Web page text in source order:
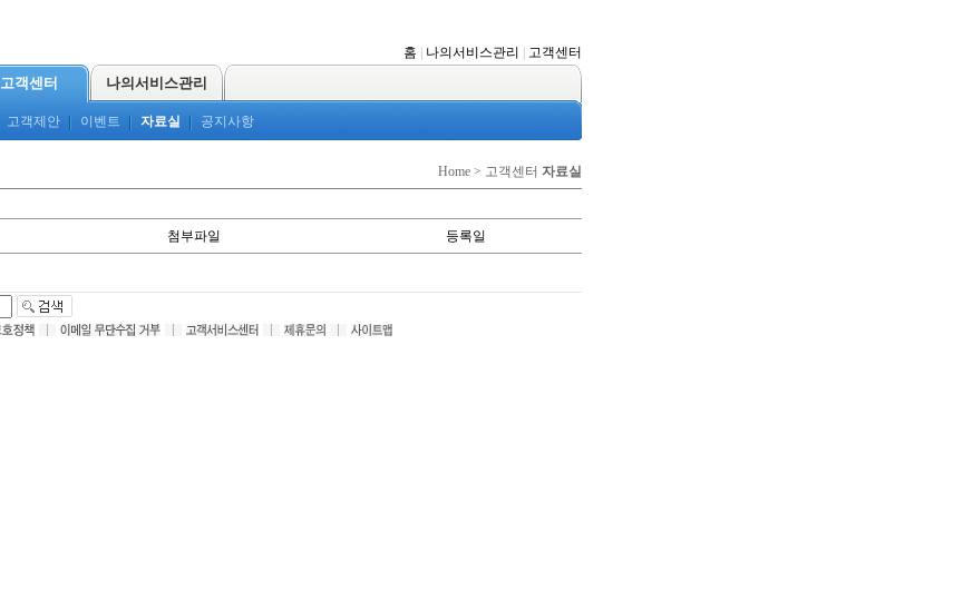
홈 나의서비스관리 고객센터
고객센터 나의서비스관리
고객제안 이벤트 자료실 공지사항
Home > 고객센터 자료실
첨부파일 등록일